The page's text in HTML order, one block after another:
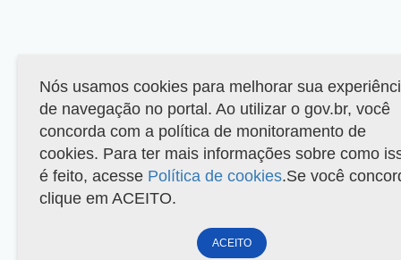
Nós usamos cookies para melhorar sua
de navegação no portal. Ao utilizar o gov.br, você
concorda com a política de monitoramento de
cookies. Para ter mais informações sobre como
é feito, acesse Política de cookies.Se você
clique em ACEITO.
ACEITO